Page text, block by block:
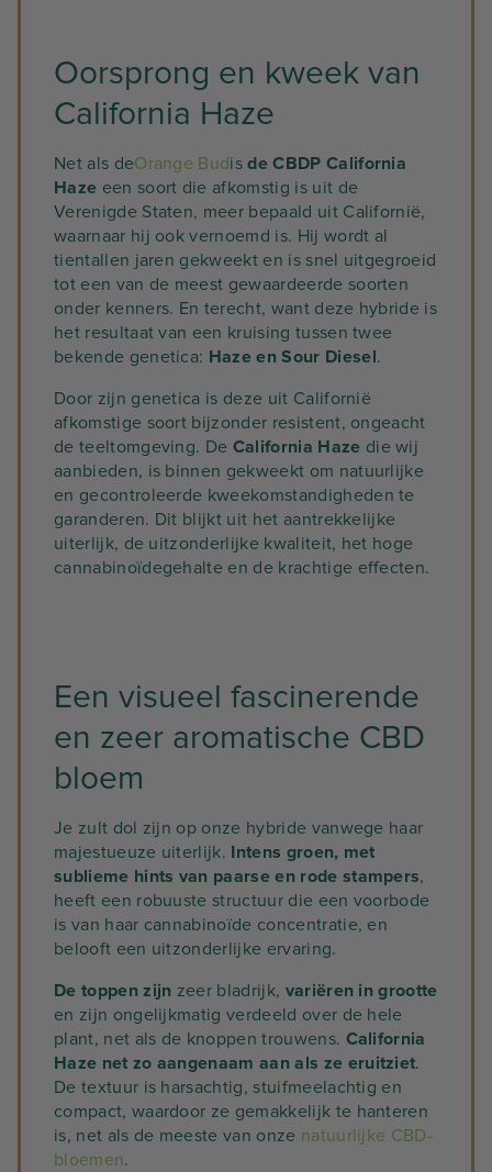
Oorsprong en kweek van
California Haze
Net als deOrange Budisde CBDP California
Haze een soort die afkomstig is uit de
Verenigde Staten, meer bepaald uit Californië,
waarnaar hij ook vernoemd is. Hij wordt al
tientallen jaren gekweekt en is snel uitgegroeid
tot een van de meest gewaardeerde soorten
onder kenners. En terecht, want deze hybride is
het resultaat van een kruising tussen twee
bekende genetica: Haze en Sour Diesel.
Door zijn genetica is deze uit Californië
afkomstige soort bijzonder resistent, ongeacht
de teeltomgeving. De California Haze die wij
aanbieden, is binnen gekweekt om natuurlijke
en gecontroleerde kweekomstandigheden te
garanderen. Dit blijkt uit het aantrekkelijke
uiterlijk, de uitzonderlijke kwaliteit, het hoge
cannabinoïdegehalte en de krachtige effecten.
Een visueel fascinerende
en zeer aromatische CBD
bloem
Je zult dol zijn op onze hybride vanwege haar
majestueuze uiterlijk. Intens groen, met
sublieme hints van paarse en rode stampers,
heeft een robuuste structuur die een voorbode
is van haar cannabinoïde concentratie, en
belooft een uitzonderlijke ervaring.
De toppen zijn zeer bladrijk, variëren in grootte
en zijn ongelijkmatig verdeeld over de hele
plant, net als de knoppen trouwens. California
Haze net zo aangenaam aan als ze eruitziet.
De textuur is harsachtig, stuifmeelachtig en
compact, waardoor ze gemakkelijk te hanteren
is, net als de meeste van onze natuurlijke CBD-
bloemen.